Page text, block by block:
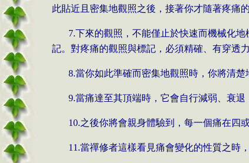
此貼近且密集地觀照之後，接著你才隨著疼痛
7.下來的觀照，不能僅止於快速而機械化
記。對疼痛的觀照與標記，必須精確、有穿透
8.當你如此準確而密集地觀照時，你將清
9.當痛達至其頂端時，它會自行減弱、衰
10.之後你將會親身體驗到，每一個痛在四
11.當禪修者這樣看見痛會變化的性質之時